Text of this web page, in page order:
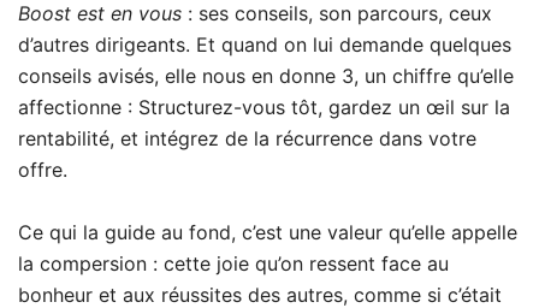
Boost est en vous : ses conseils, son parcours, ceux
d’autres dirigeants. Et quand on lui demande quelques
conseils avisés, elle nous en donne 3, un chiffre qu’elle
affectionne : Structurez-vous tôt, gardez un œil sur la
rentabilité, et intégrez de la récurrence dans votre
offre.
Ce qui la guide au fond, c’est une valeur qu’elle appelle
la compersion : cette joie qu’on ressent face au
bonheur et aux réussites des autres, comme si c’était